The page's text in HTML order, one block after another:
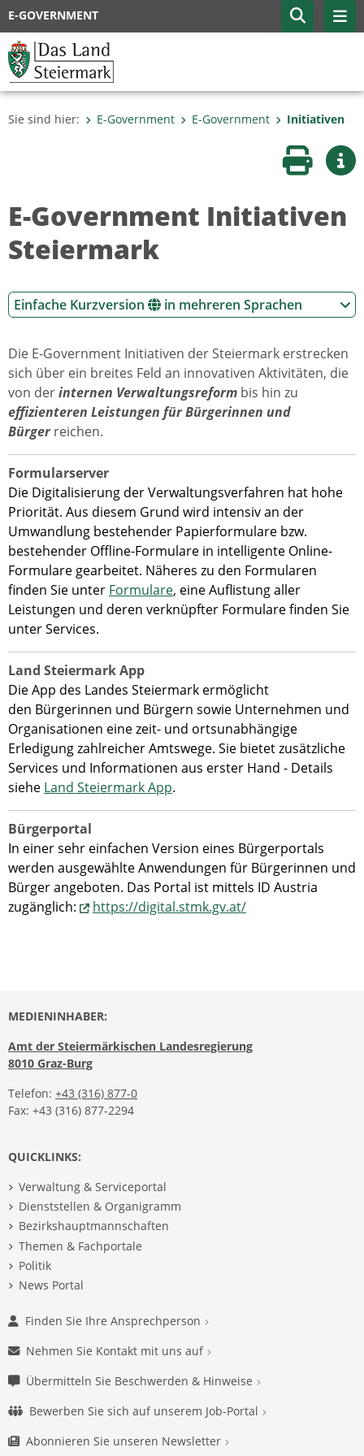
E-GOVERNMENT
Sie sind hier: E-Government E-Government Initiativen
Seite
E-Government Initiativen
Steiermark
Einfache Kurzversion in mehreren Sprachen
Die E-Government Initiativen der Steiermark erstrecken
sich über ein breites Feld an innovativen Aktivitäten, die
von derinternen Verwaltungsreform bis hin zu
effizienteren Leistungen für Bürgerinnen und
Bürgerreichen.
Formularserver
Die Digitalisierung der Verwaltungsverfahren hat hohe
Priorität. Aus diesem Grund wird intensiv an der
Umwandlung bestehender Papierformulare bzw.
bestehender Offline-Formulare in intelligente Online-
Formulare gearbeitet. Näheres zu den Formularen
finden Sie unter Formulare, eine Auflistung aller
Leistungen und deren verknüpfter Formulare finden Sie
unter Services.
Land Steiermark App
Die App des Landes Steiermark ermöglicht
den Bürgerinnen und Bürgern sowie Unternehmen und
Organisationen eine zeit- und ortsunabhängige
Erledigung zahlreicher Amtswege. Sie bietet zusätzliche
Services und Informationen aus erster Hand - Details
siehe Land Steiermark App.
Bürgerportal
In einer sehr einfachen Version eines Bürgerportals
werden ausgewählte Anwendungen für Bürgerinnen und
Bürger angeboten. Das Portal ist mittels ID Austria
zugänglich:
https://digital.stmk.gv.at/
MEDIENINHABER:
Amt der Steiermärkischen Landesregierung
8010 Graz-Burg
Telefon: +43 (316) 877-0
Fax: +43 (316) 877-2294
QUICKLINKS:
Verwaltung & Serviceportal
Dienststellen & Organigramm
Bezirkshauptmannschaften
Themen & Fachportale
Politik
News Portal
Finden Sie Ihre Ansprechperson
Nehmen Sie Kontakt mit uns auf
Übermitteln Sie Beschwerden & Hinweise
Bewerben Sie sich auf unserem Job-Portal
Abonnieren Sie unseren Newsletter